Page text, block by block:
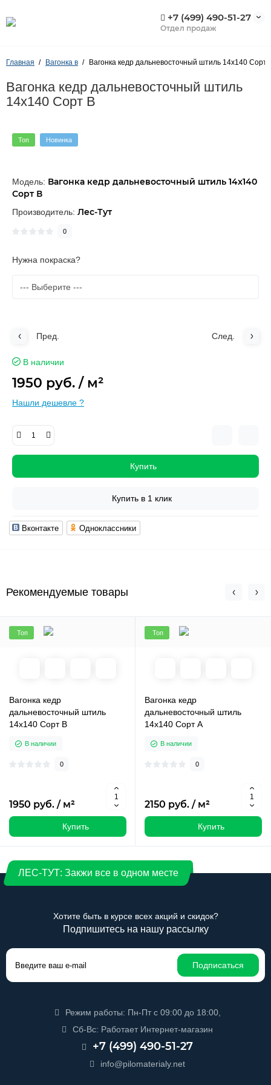
+7 (499) 490-51-27
Отдел продаж
Главная Вагонка в Вагонка кедр дальневосточный штиль 14х140 Сорт
Вагонка кедр дальневосточный штиль
14х140 Сорт В
Топ Новинка
Модель: Вагонка кедр дальневосточный штиль 14х140
Сорт В
Производитель: Лес-Тут
0
Нужна покраска?
Пред. След.
В наличии
1950 руб. / м²
Нашли дешевле ?
Купить
Купить в 1 клик
Вконтакте Одноклассники
Рекомендуемые товары
Топ
Вагонка кедр
дальневосточный штиль
14х140 Сорт В
В наличии
0
1950 руб. / м²
Купить
Топ
Вагонка кедр
дальневосточный штиль
14х140 Сорт А
В наличии
0
2150 руб. / м²
Купить
ЛЕС-ТУТ: Закжи все в одном месте
Хотите быть в курсе всех акций и скидок?
Подпишитесь на нашу рассылку
Подписаться
Режим работы: Пн-Пт с 09:00 до 18:00,
Сб-Вс: Работает Интернет-магазин
+7 (499) 490-51-27
info@pilomaterialy.net